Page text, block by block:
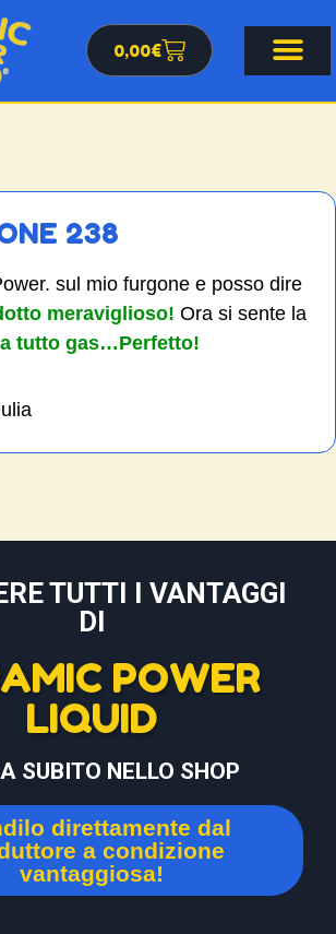
0,00€
238
sul mio furgone e posso dire
meraviglioso! Ora si sente la
tutto gas…Perfetto!
TUTTI I VANTAGGI
DI
POWER
LIQUID
SUBITO NELLO SHOP
direttamente dal
a condizione
vantaggiosa!